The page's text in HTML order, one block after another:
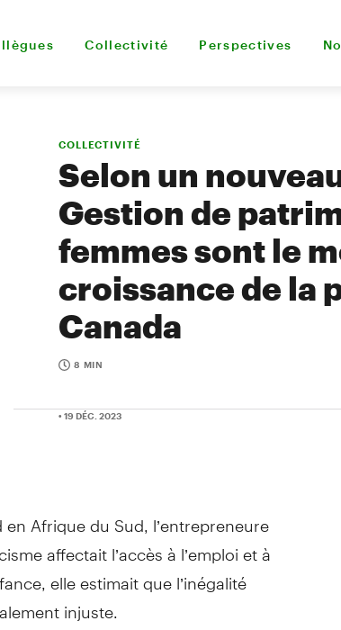
Collectivité Perspectives
COLLECTIVITÉ
Selon un
Gestion de
femmes sont le
croissance de la
Canada
8 MIN
• 19 DÉC. 2023
Afrique du Sud, l’entrepreneure
affectait l’accès à l’emploi et à
elle estimait que l’inégalité
injuste.